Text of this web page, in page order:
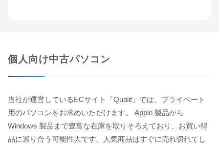
個人向け中古パソコン
当社が運営しているECサイト「Qualit」では、プライベート
用のパソコンをお求めいただけます。 Apple 製品から
Windows 製品まで豊富な在庫を取りそろえており、お買い得
品に巡り合う可能性大です。人気商品はすぐに売れ切れてし